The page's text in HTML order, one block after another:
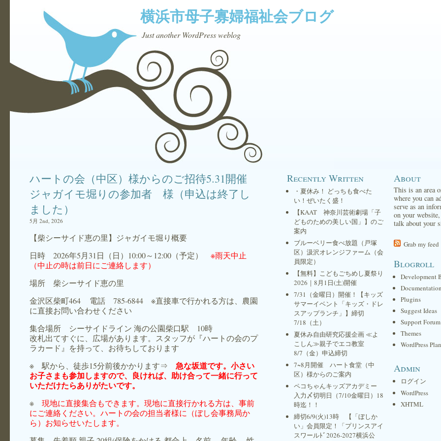
横浜市母子寡婦福祉会ブログ
Just another WordPress weblog
ハートの会（中区）様からのご招待5.31開催
ジャガイモ堀りの参加者 様（申込は終了し
ました）
5月 2nd, 2026
【柴シーサイド恵の里】ジャガイモ堀り概要
日時 2026年5月31日（日）10:00～12:00（予定） ※雨天中止
（中止の時は前日にご連絡します）
場所 柴シーサイド恵の里
金沢区柴町464 電話 785-6844 ※直接車で行かれる方は、農園
に直接お問い合わせください
集合場所 シーサイドライン 海の公園柴口駅 10時
改札出てすぐに、広場があります。スタッフが『ハートの会のプ
ラカード』を持って、お待ちしております
※ 駅から、徒歩15分前後かかります⇒ 急な坂道です。小さい
お子さまも参加しますので、良ければ、助け合って一緒に行って
いただけたらありがたいです。
※ 現地に直接集合もできます。現地に直接行かれる方は、事前
にご連絡ください。ハートの会の担当者様に（ぼし会事務局か
ら）お知らせいたします。
Recently Written
・夏休み！ どっちも食べた
い！ぜいたく盛！
【KAAT 神奈川芸術劇場「子
どものための美しい国」】のご
案内
ブルーベリー食べ放題（戸塚
区）汲沢オレンジファーム（会
員限定）
【無料】こどもごちめし夏祭り
2026｜8月1日(土)開催
7/31（金曜日）開催！【キッズ
サマーイベント「キッズ・ドレ
スアップランチ」】締切
7/18（土）
夏休み自由研究応援企画 ≪よ
こしん≫親子でエコ教室
8/7（金）申込締切
7~8月開催 ハート食堂（中
区）様からのご案内
ペコちゃんキッズアカデミー
入力〆切明日（7/10金曜日）18
時迄！！
締切6/9(火)13時 【「ぼしか
い」会員限定！「プリンスアイ
スワールﾄﾞ2026-2027横浜公
About
This is an area
where you can
serve as an
on your
talk about your
Grab my feed
Blogroll
Development
Documentation
Plugins
Suggest Ideas
Support Forum
Themes
WordPress
Admin
ログイン
WordPress
XHTML